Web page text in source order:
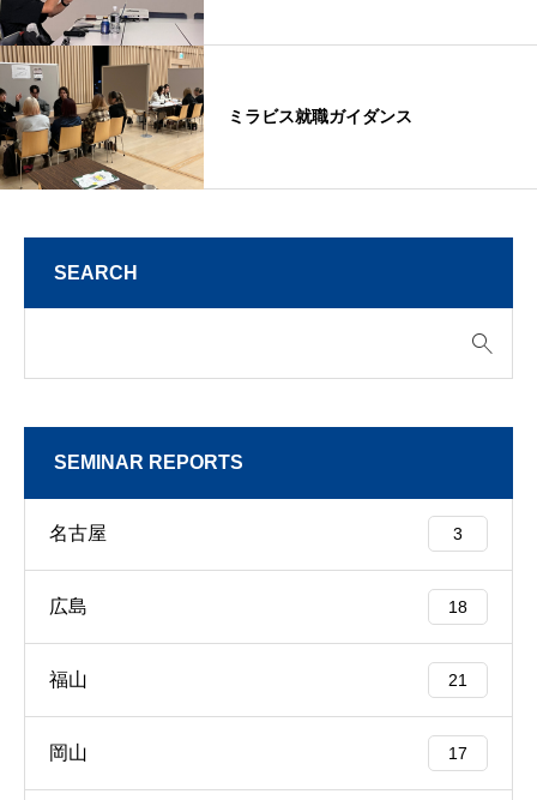
ミラビス就職ガイダンス
SEARCH
SEMINAR REPORTS
名古屋 3
広島 18
福山 21
岡山 17